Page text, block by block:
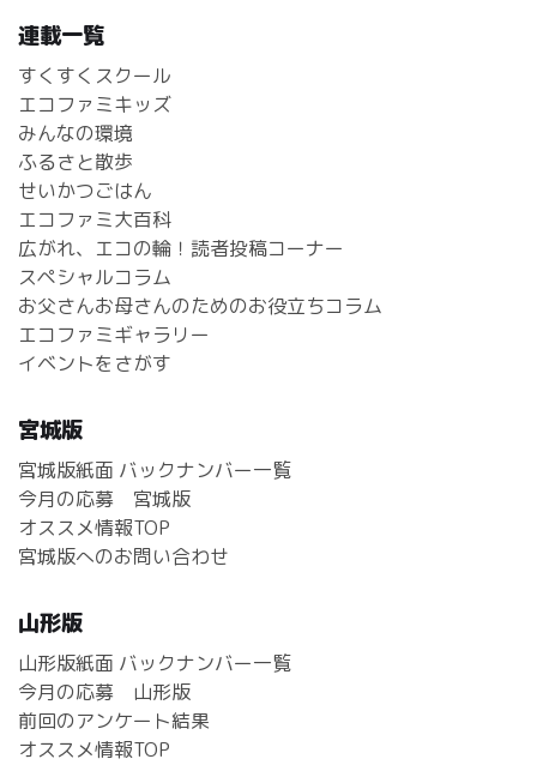
連載一覧
すくすくスクール
エコファミキッズ
みんなの環境
ふるさと散歩
せいかつごはん
エコファミ大百科
広がれ、エコの輪！読者投稿コーナー
スペシャルコラム
お父さんお母さんのためのお役立ちコラム
エコファミギャラリー
イベントをさがす
宮城版
宮城版紙面 バックナンバー一覧
今月の応募 宮城版
オススメ情報TOP
宮城版へのお問い合わせ
山形版
山形版紙面 バックナンバー一覧
今月の応募 山形版
前回のアンケート結果
オススメ情報TOP